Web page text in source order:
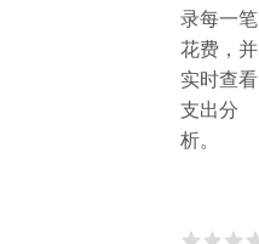
录每一笔
花费，并
实时查看
支出分
析。